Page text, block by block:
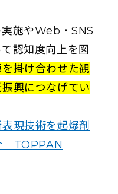
実施やWeb・SNS
認知度向上を図
掛け合わせた観
興につなげてい
現技術を起爆剤
｜TOPPAN